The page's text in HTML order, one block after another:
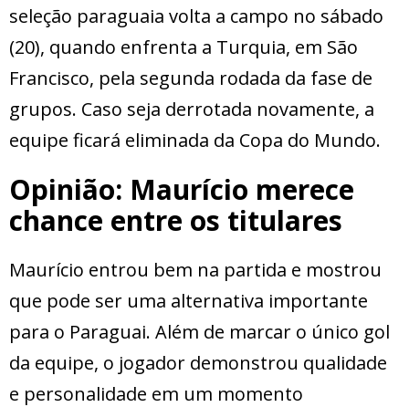
seleção paraguaia volta a campo no sábado
(20), quando enfrenta a Turquia, em São
Francisco, pela segunda rodada da fase de
grupos. Caso seja derrotada novamente, a
equipe ficará eliminada da Copa do Mundo.
Opinião: Maurício merece
chance entre os titulares
Maurício entrou bem na partida e mostrou
que pode ser uma alternativa importante
para o Paraguai. Além de marcar o único gol
da equipe, o jogador demonstrou qualidade
e personalidade em um momento